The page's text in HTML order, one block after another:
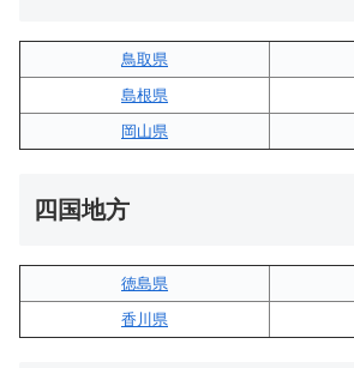
鳥取県
島根県
岡山県
四国地方
徳島県
香川県